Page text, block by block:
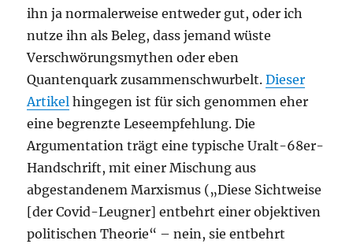
ihn ja normalerweise entweder gut, oder ich
nutze ihn als Beleg, dass jemand wüste
Verschwörungsmythen oder eben
Quantenquark zusammenschwurbelt.Dieser
Artikel hingegen ist für sich genommen eher
eine begrenzte Leseempfehlung. Die
Argumentation trägt eine typische Uralt-68er-
Handschrift, mit einer Mischung aus
abgestandenem Marxismus („Diese Sichtweise
[der Covid-Leugner] entbehrt einer objektiven
politischen Theorie“ – nein, sie entbehrt